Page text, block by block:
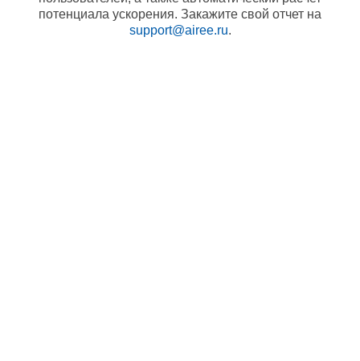
потенциала ускорения. Закажите свой отчет на
support@airee.ru.